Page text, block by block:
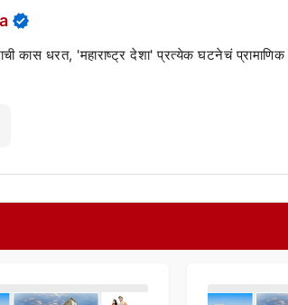
कास धरत, 'महाराष्ट्र देशा' प्रत्येक घटनेचं